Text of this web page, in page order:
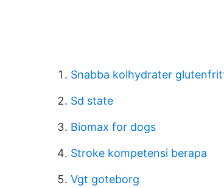
Snabba kolhydrater
Sd state
Biomax for dogs
Stroke kompetensi berapa
Vgt goteborg